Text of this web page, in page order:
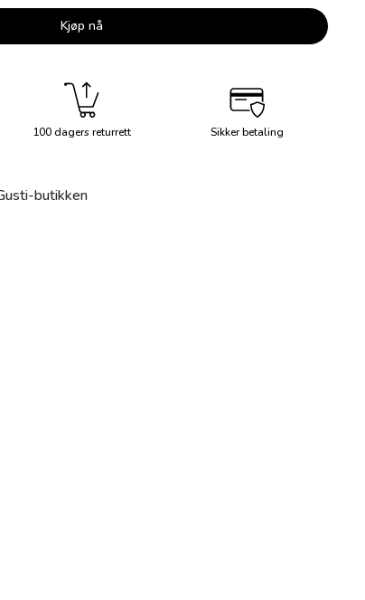
Kjøp nå
100 dagers returrett Sikker betaling
butikken